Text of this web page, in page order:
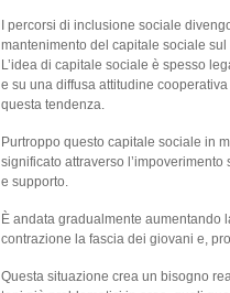
I percorsi di inclusione sociale
mantenimento del capitale sociale sul
L’idea di capitale sociale è spesso
e su una diffusa attitudine
questa tendenza.
Purtroppo questo capitale sociale in
significato attraverso
e supporto.
È andata gradualmente aumentando
contrazione la fascia dei giovani e,
Questa situazione crea un bisogno